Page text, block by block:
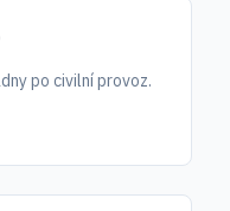
po civilní provoz.